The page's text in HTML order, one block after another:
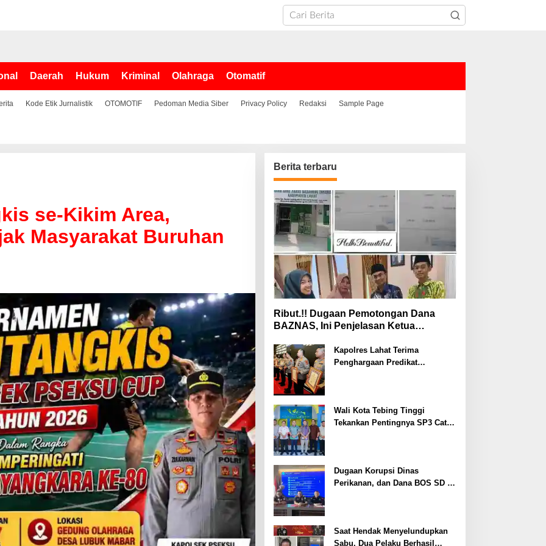
Daerah Hukum Kriminal Olahraga Otomatif
Kode Etik Jurnalistik OTOMOTIF Pedoman Media Siber Privacy Policy Redaksi Sample Page
se-Kikim Area,
Masyarakat Buruhan
Berita terbaru
Ribut.!! Dugaan Pemotongan Dana
BAZNAS, Ini Penjelasan Ketua
Kapolres Lahat Terima
Penghargaan Predikat
Wali Kota Tebing Tinggi
Tekankan Pentingnya SP3 Catin
Dugaan Korupsi Dinas
Perikanan, dan Dana BOS SD –
Saat Hendak Menyelundupkan
Sabu, Dua Pelaku Berhasil